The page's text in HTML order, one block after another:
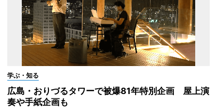
学ぶ・知る
広島・おりづるタワーで被爆81年特別企画 屋上演
奏や手紙企画も